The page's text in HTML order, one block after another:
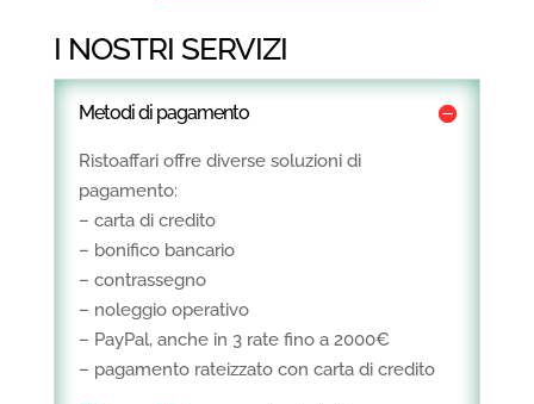
QUANTITÀ
I NOSTRI SERVIZI
Metodi di pagamento
Ristoaffari offre diverse soluzioni di
pagamento:
– carta di credito
– bonifico bancario
– contrassegno
– noleggio operativo
– PayPal, anche in 3 rate fino a 2000€
– pagamento rateizzato con carta di credito